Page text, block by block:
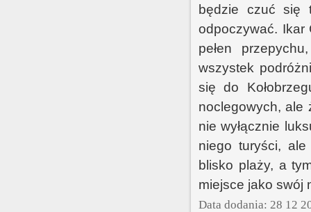
będzie czuć się
odpoczywać. Ikar
pełen
wszystek
się do
noclegowych, ale
nie wyłącznie
niego turyści, ale
blisko plaży, a
miejsce jako swój
Data dodania: 28 12